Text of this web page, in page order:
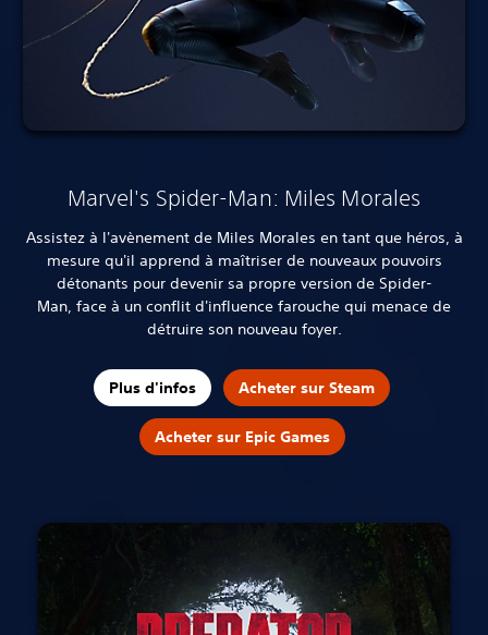
Marvel's Spider-Man: Miles Morales
Assistez à l'avènement de Miles Morales en tant que héros, à
mesure qu'il apprend à maîtriser de nouveaux pouvoirs
détonants pour devenir sa propre version de Spider-
Man, face à un conflit d'influence farouche qui menace de
détruire son nouveau foyer.
Plus d'infos Acheter sur Steam
Acheter sur Epic Games